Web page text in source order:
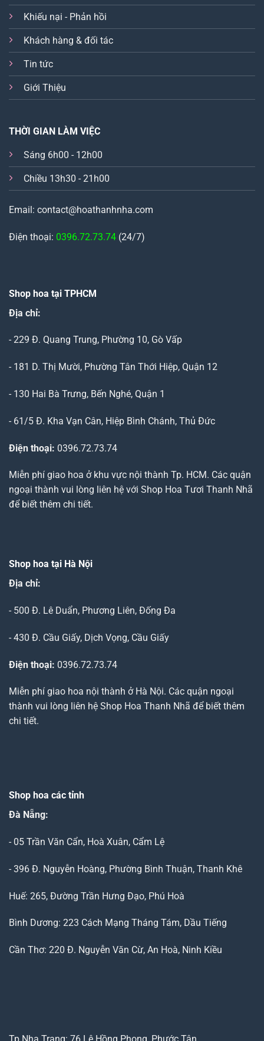
Khiếu nại - Phản hồi
Khách hàng & đối tác
Tin tức
Giới Thiệu
THỜI GIAN LÀM VIỆC
Sáng 6h00 - 12h00
Chiều 13h30 - 21h00
Email: contact@hoathanhnha.com
Điện thoại: 0396.72.73.74 (24/7)
Shop hoa tại TPHCM
Địa chỉ:
- 229 Đ. Quang Trung, Phường 10, Gò Vấp
- 181 D. Thị Mười, Phường Tân Thới Hiệp, Quận 12
- 130 Hai Bà Trưng, Bến Nghé, Quận 1
- 61/5 Đ. Kha Vạn Cân, Hiệp Bình Chánh, Thủ Đức
Điện thoại: 0396.72.73.74
Miễn phí giao hoa ở khu vực nội thành Tp. HCM. Các quận
ngoại thành vui lòng liên hệ với Shop Hoa Tươi Thanh Nhã
để biết thêm chi tiết.
Shop hoa tại Hà Nội
Địa chỉ:
- 500 Đ. Lê Duẩn, Phương Liên, Đống Đa
- 430 Đ. Cầu Giấy, Dịch Vọng, Cầu Giấy
Điện thoại: 0396.72.73.74
Miễn phí giao hoa nội thành ở Hà Nội. Các quận ngoại
thành vui lòng liên hệ Shop Hoa Thanh Nhã để biết thêm
chi tiết.
Shop hoa các tỉnh
Đà Nẵng:
- 05 Trần Văn Cẩn, Hoà Xuân, Cẩm Lệ
- 396 Đ. Nguyễn Hoàng, Phường Bình Thuận, Thanh Khê
Huế: 265, Đường Trần Hưng Đạo, Phú Hoà
Bình Dương: 223 Cách Mạng Tháng Tám, Dầu Tiếng
Cần Thơ: 220 Đ. Nguyễn Văn Cừ, An Hoà, Ninh Kiều